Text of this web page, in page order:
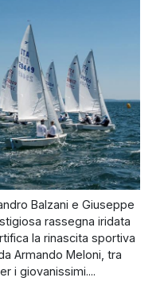
Balzani e Giuseppe
rassegna iridata
la rinascita sportiva
Armando Meloni, tra
i giovanissimi....